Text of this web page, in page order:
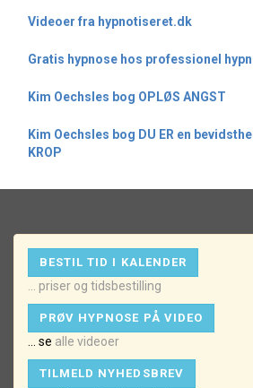
Videoer fra hypnotiseret.dk
Gratis hypnose hos professionel
Kim Oechsles bog OPLØS ANGST
Kim Oechsles bog DU ER en
KROP
BESTIL TID I KALENDER
... priser og tidsbestilling
PRØV HYPNOSE PÅ VIDEO
... se alle videoer
TILMELD NYHEDSBREV